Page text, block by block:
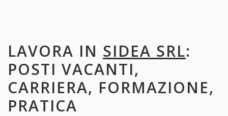
LAVORA IN SIDEA SRL:
POSTI VACANTI,
CARRIERA, FORMAZIONE,
PRATICA